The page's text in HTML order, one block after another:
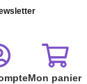
Mon panier